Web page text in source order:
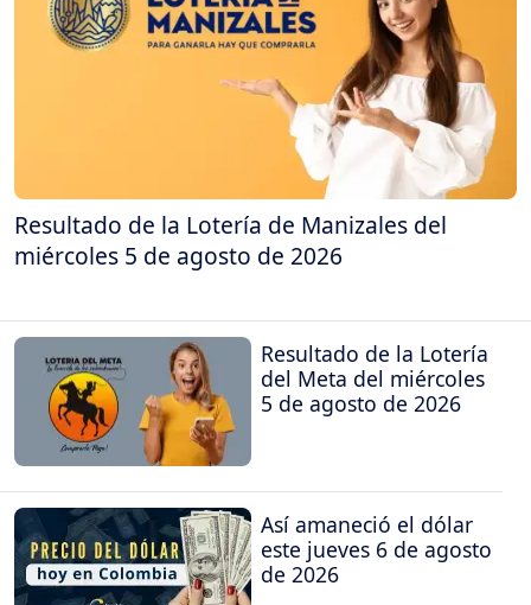
Resultado de la Lotería de Manizales del
miércoles 5 de agosto de 2026
Resultado de la Lotería
del Meta del miércoles
5 de agosto de 2026
Así amaneció el dólar
este jueves 6 de agosto
de 2026